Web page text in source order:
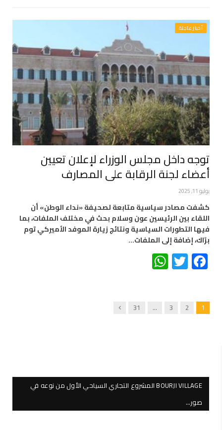
أخبار عاجلة
توجه داخل مجلس الوزراء لإعلان تعيين
أعضاء لجنة الرقابة على المصارف
يوليو 11, 2025
كشفت مصادر سياسية متابعة لصحيفة «نداء الوطن» أن
اللقاء بين الرئيسين عون وسلام بحث في مختلف الملفات، بما
فيها التطورات السياسية ونتائج زيارة الموفد الأميركي توم
برّاك، إضافة إلى الملفات…
Facebook
Twitter
1
2
3
…
31
Next
BOURJI VILLAGE المشروع التجاري السياحي الأول من نوعه في
صور…